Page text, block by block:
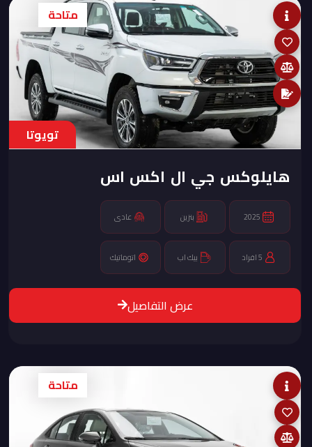
متاحة
تويوتا
هايلوكس جي ال اكس اس
2025 بنزين عادى
5 افراد بيك اب اتوماتيك
عرض التفاصيل
متاحة